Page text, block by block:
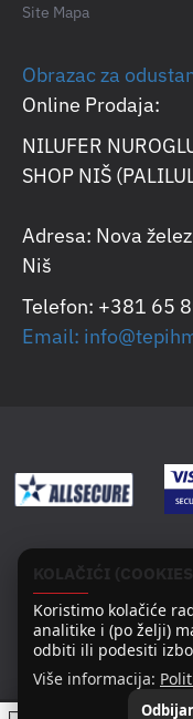
Site Mapa
Obrazac za
Online Prodaja:
NILUFER
SHOP NIŠ
Adresa: Nova
Niš
Telefon: +381 65
Email:
Design by:
KOLAČIĆI
Koristimo kolačiće
analitike i (po želji)
odbiti ili podesiti
Više informacija: